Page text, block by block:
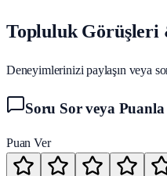
Topluluk Görüşleri
Deneyimlerinizi paylaşın veya
Soru Sor veya Puanla
Puan Ver